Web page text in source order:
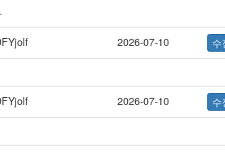
2026-07-10
2026-07-10